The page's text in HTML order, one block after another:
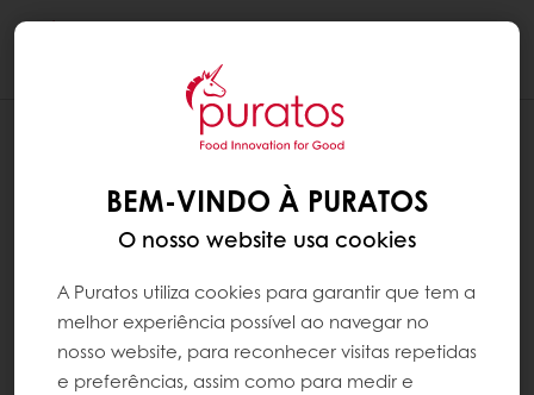
BEM-VINDO À PURATOS
O nosso website usa cookies
A Puratos utiliza cookies para garantir que tem a
melhor experiência possível ao navegar no
nosso website, para reconhecer visitas repetidas
e preferências, assim como para medir e